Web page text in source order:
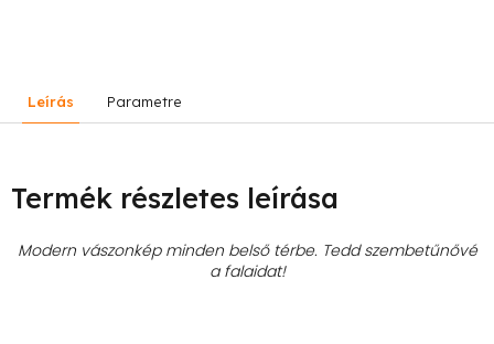
Leírás Parametre
Termék részletes leírása
Modern vászonkép minden belső térbe. Tedd szembetűnővé
a falaidat!